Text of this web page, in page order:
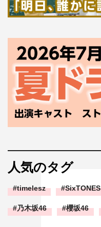
人気のタグ
timelesz SixTONES
乃木坂46 櫻坂46